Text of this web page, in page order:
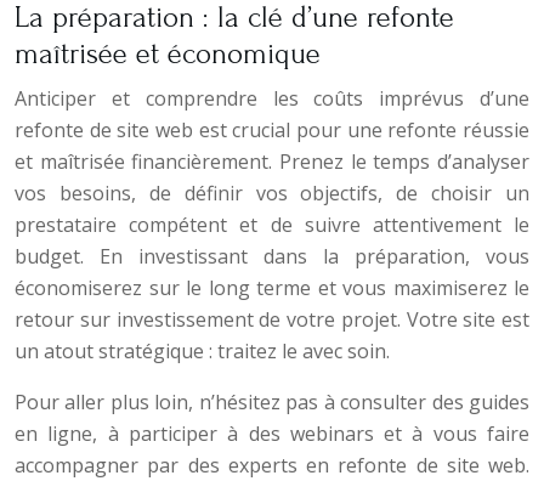
La préparation : la clé d’une refonte
maîtrisée et économique
Anticiper et comprendre les coûts imprévus d’une
refonte de site web est crucial pour une refonte réussie
et maîtrisée financièrement. Prenez le temps d’analyser
vos besoins, de définir vos objectifs, de choisir un
prestataire compétent et de suivre attentivement le
budget. En investissant dans la préparation, vous
économiserez sur le long terme et vous maximiserez le
retour sur investissement de votre projet. Votre site est
un atout stratégique : traitez le avec soin.
Pour aller plus loin, n’hésitez pas à consulter des guides
en ligne, à participer à des webinars et à vous faire
accompagner par des experts en refonte de site web.